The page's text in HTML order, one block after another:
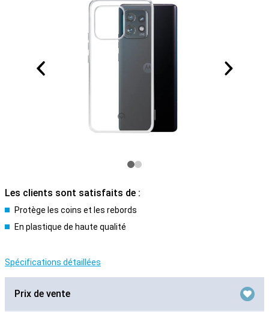
Les clients sont satisfaits de :
Protège les coins et les rebords
En plastique de haute qualité
Spécifications détaillées
Prix de vente